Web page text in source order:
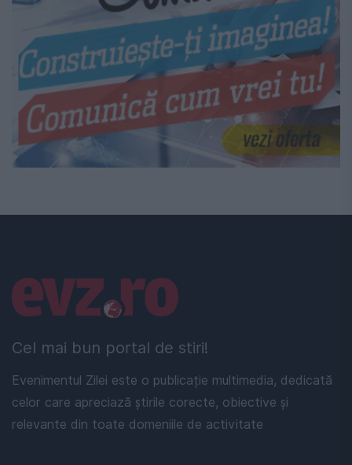
Cel mai bun portal de stiri!
Evenimentul Zilei este o publicație multimedia, dedicată
celor care apreciază știrile corecte, obiective și
relevante din toate domeniile de activitate
Linkuri utile